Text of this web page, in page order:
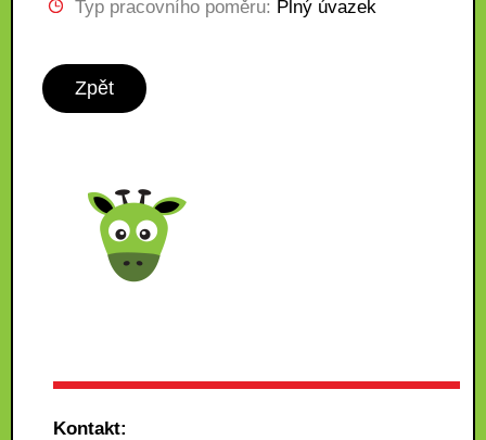
Typ pracovního poměru: Plný úvazek
Zpět
Kontakt: